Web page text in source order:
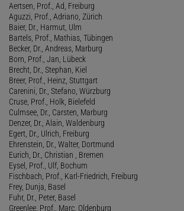
Aertsen, Prof., Ad, Freiburg
Aguzzi, Prof., Adriano, Zürich
Baier, Dr., Harmut, Ulm
Bartels, Prof., Mathias, Tübingen
Becker, Dr., Andreas, Marburg
Born, Prof., Jan, Lübeck
Brecht, Dr., Stephan, Kiel
Breer, Prof., Heinz, Stuttgart
Carenini, Dr., Stefano, Würzburg
Cruse, Prof., Holk, Bielefeld
Culmsee, Dr., Carsten, Marburg
Denzer, Dr., Alain, Waldenburg
Egert, Dr., Ulrich, Freiburg
Ehrenstein, Dr., Walter, Dortmund
Eurich, Dr., Christian , Bremen
Eysel, Prof., Ulf, Bochum
Fischbach, Prof., Karl-Friedrich, Freiburg
Frey, Dunja, Basel
Fuhr, Dr., Peter, Basel
Greenlee, Prof., Marc, Oldenburg